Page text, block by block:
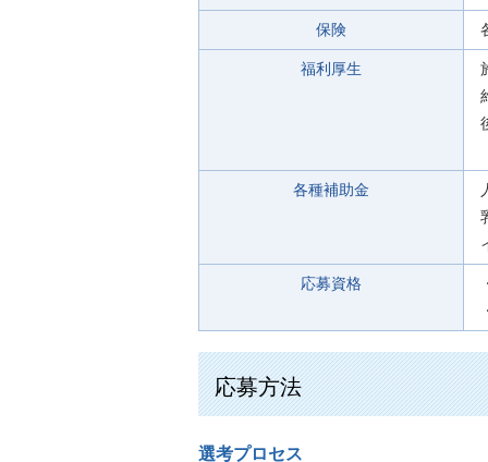
保険
福利厚生
各種補助金
応募資格
応募方法
選考プロセス